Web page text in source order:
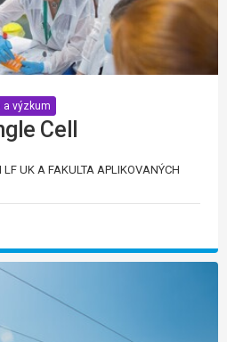
a výzkum
Cell
UK A FAKULTA APLIKOVANÝCH